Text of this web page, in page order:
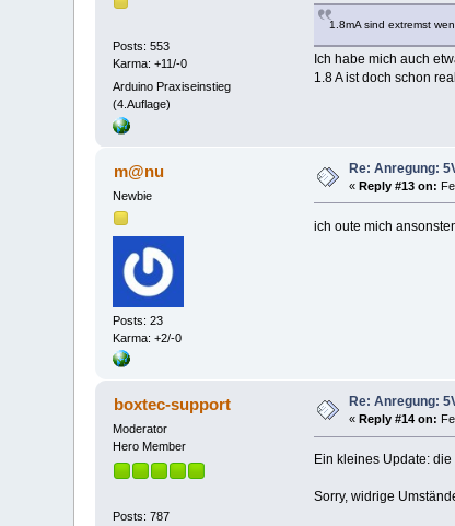
Posts: 553
Karma: +11/-0
Arduino Praxiseinstieg
(4.Auflage)
1.8mA sind extremst
Ich habe mich auch
1.8 A ist doch schon
m@nu
Newbie
Posts: 23
Karma: +2/-0
Re: Anregung:
«Reply #13 on:
ich oute mich
boxtec-support
Moderator
Hero Member
Posts: 787
Re: Anregung:
« Reply #14 on:
Ein kleines Update:
Sorry, widrige